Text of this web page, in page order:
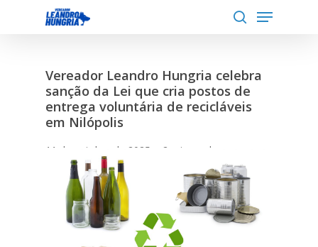
Menu
Vereador Leandro Hungria celebra
sanção da Lei que cria postos de
entrega voluntária de recicláveis
em Nilópolis
11 de outubro de 2025 2 min read